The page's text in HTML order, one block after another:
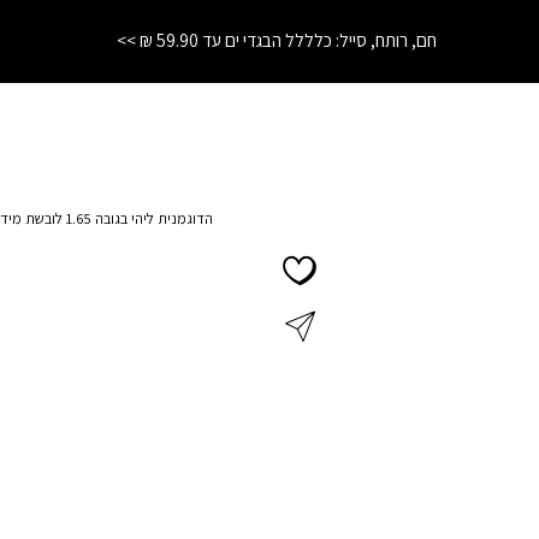
התחרטת? לא נורא! החזרות והחלפות עד 21 יום בחנויות הרשת
הדוגמנית ליהי בגובה 1.65 לובשת מידה XS